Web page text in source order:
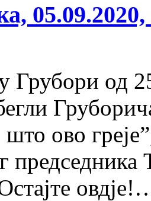
Грубори од
што ово